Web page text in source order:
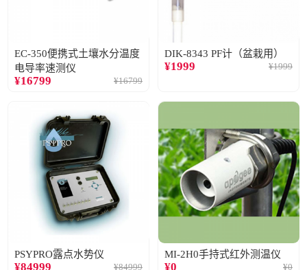
EC-350便携式土壤水分温度
电导率速测仪
¥16799 ¥16799
DIK-8343 PF计（盆栽用）
¥1999 ¥1999
PSYPRO露点水势仪
¥84999 ¥84999
MI-2H0手持式红外测温仪
¥0 ¥0